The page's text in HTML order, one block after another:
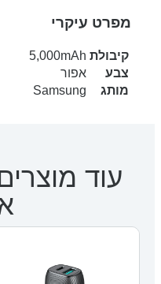
מפרט עיקרי
קיבולת 5,000mAh
צבע
אפור
מותג
Samsung
עוד